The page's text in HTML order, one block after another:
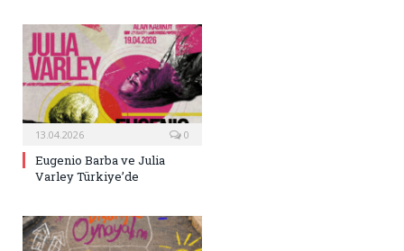
13.04.2026 0
Eugenio Barba ve Julia
Varley Türkiye’de